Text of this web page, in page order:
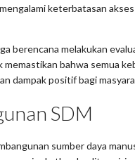
keterbatasan akses
berencana melakukan
bahwa semua
dampak positif bagi
SDM
sumber daya